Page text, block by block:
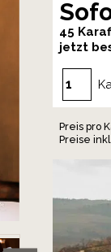
45
jetzt
Preis pro
Preise